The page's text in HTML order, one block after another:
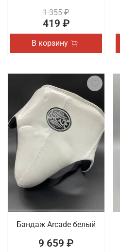
1 355 ₽
419 ₽
В корзину
Бандаж Arcade белый
9 659 ₽